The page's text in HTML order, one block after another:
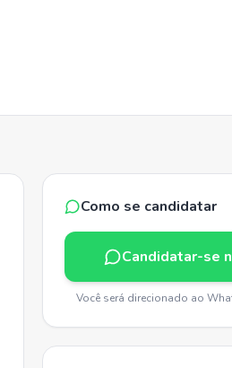
Como se candidatar
Candidatar-se
Você será direcionado ao